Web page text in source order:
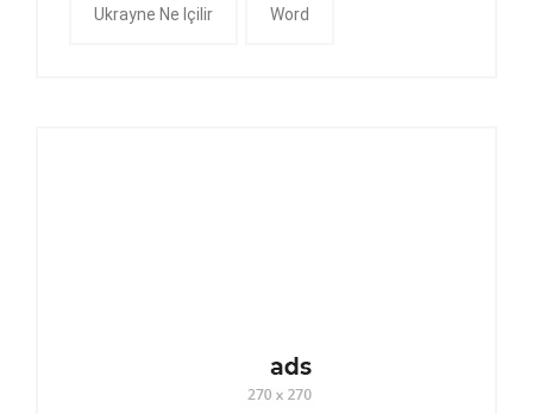
Ukrayne Ne Içilir Word